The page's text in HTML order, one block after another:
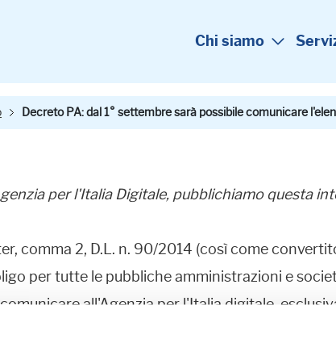
Chi siamo
Decreto PA: dal 1° settembre sarà possibile comunicare
per l'Italia Digitale, pubblichiamo questa
comma 2, D.L. n. 90/2014 (così come
per tutte le pubbliche amministrazioni e
all'Agenzia per l'Italia digitale,
che le utilizzano".